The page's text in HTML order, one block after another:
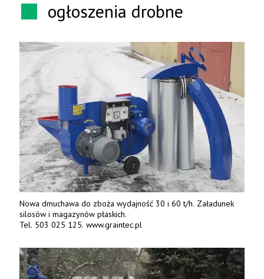
ogłoszenia drobne
Nowa dmuchawa do zboża wydajność 30 i 60 t/h. Załadunek
silosów i magazynów płaskich.
Tel. 503 025 125. www.graintec.pl